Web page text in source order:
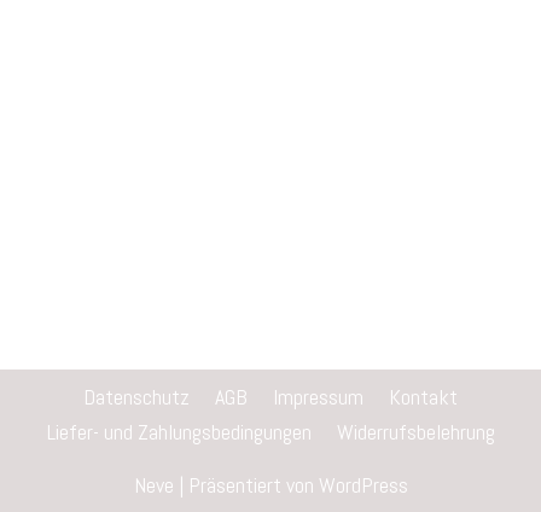
Datenschutz AGB Impressum
Kontakt
Liefer- und Zahlungsbedingungen
Widerrufsbelehrung
Neve | Präsentiert von WordPress